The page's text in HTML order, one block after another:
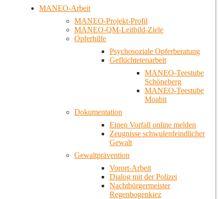
MANEO-Arbeit
MANEO-Projekt-Profil
MANEO-QM-Leitbild-Ziele
Opferhilfe
Psychosoziale Opferberatung
Geflüchtetenarbeit
MANEO-Teestube
Schöneberg
MANEO-Teestube
Moabit
Dokumentation
Einen Vorfall online melden
Zeugnisse schwulenfeindlicher
Gewalt
Gewaltprävention
Vorort-Arbeit
Dialog mit der Polizei
Nachtbürgermeister
Regenbogenkiez